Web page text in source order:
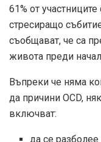
61% от
стресиращо
съобщават, че са
живота преди
Въпреки че няма
да причини OCD,
включват:
да се